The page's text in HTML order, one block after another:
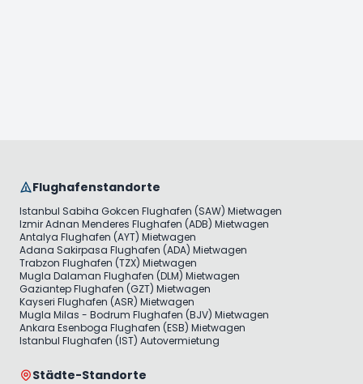
Flughafenstandorte
Istanbul Sabiha Gokcen Flughafen (SAW) Mietwagen
Izmir Adnan Menderes Flughafen (ADB) Mietwagen
Antalya Flughafen (AYT) Mietwagen
Adana Sakirpasa Flughafen (ADA) Mietwagen
Trabzon Flughafen (TZX) Mietwagen
Mugla Dalaman Flughafen (DLM) Mietwagen
Gaziantep Flughafen (GZT) Mietwagen
Kayseri Flughafen (ASR) Mietwagen
Mugla Milas - Bodrum Flughafen (BJV) Mietwagen
Ankara Esenboga Flughafen (ESB) Mietwagen
Istanbul Flughafen (IST) Autovermietung
Städte-Standorte